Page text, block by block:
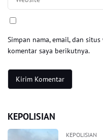
Simpan nama, email, dan
komentar saya berikutnya.
KEPOLISIAN
KEPOLISIAN